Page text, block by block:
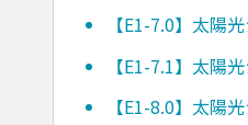
【E1-7.0】太陽
【E1-7.1】太陽
【E1-8.0】太陽